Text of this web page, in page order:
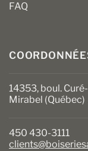
FAQ
14353, boul.
Mirabel (Québec)
450 430-3111